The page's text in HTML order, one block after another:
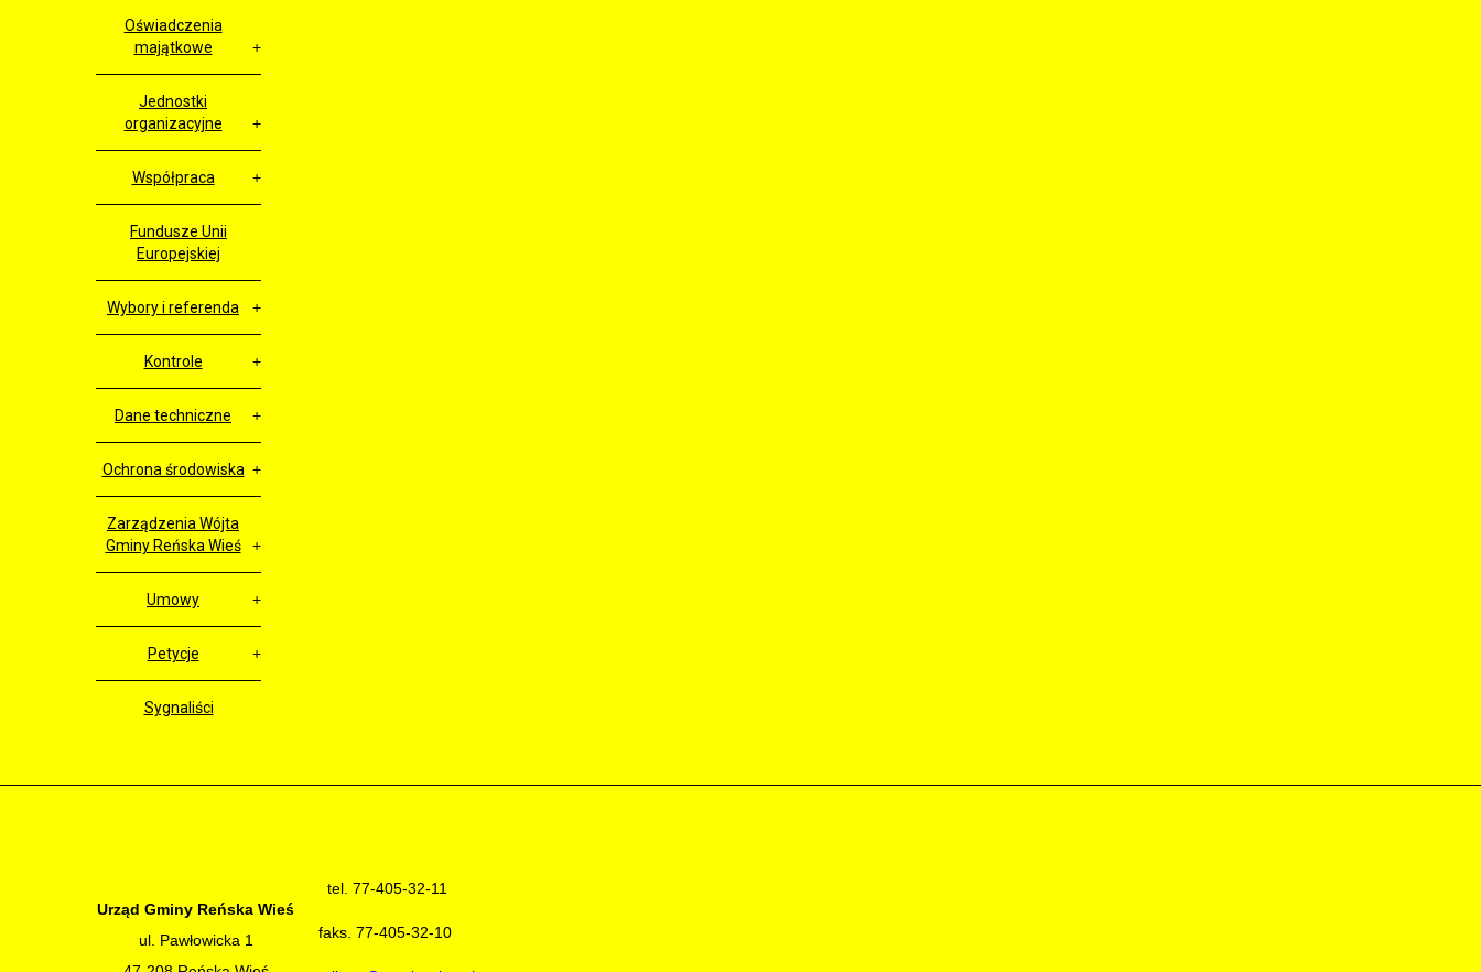
Oświadczenia
majątkowe
Jednostki
organizacyjne
Współpraca
Fundusze Unii
Europejskiej
Wybory i referenda
Kontrole
Dane techniczne
Ochrona środowiska
Zarządzenia Wójta
Gminy Reńska Wieś
Umowy
Petycje
Sygnaliści
Urząd Gminy Reńska Wieś
ul. Pawłowicka 1
tel. 77-405-32-11
faks. 77-405-32-10